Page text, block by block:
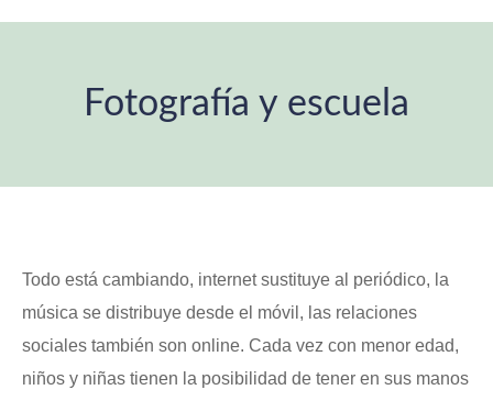
Fotografía y escuela
Todo está cambiando, internet sustituye al periódico, la
música se distribuye desde el móvil, las relaciones
sociales también son online. Cada vez con menor edad,
niños y niñas tienen la posibilidad de tener en sus manos